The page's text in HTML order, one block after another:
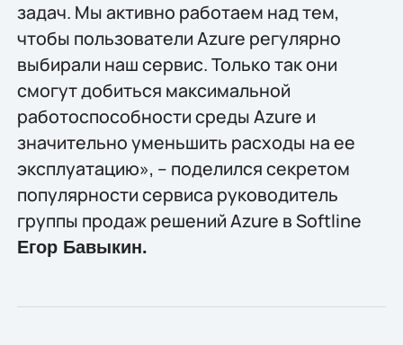
задач. Мы активно работаем над тем,
чтобы пользователи Azure регулярно
выбирали наш сервис. Только так они
смогут добиться максимальной
работоспособности среды Azure и
значительно уменьшить расходы на ее
эксплуатацию», – поделился секретом
популярности сервиса руководитель
группы продаж решений Azure в Softline
Егор Бавыкин.